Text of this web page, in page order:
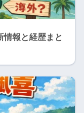
情報と経歴まと